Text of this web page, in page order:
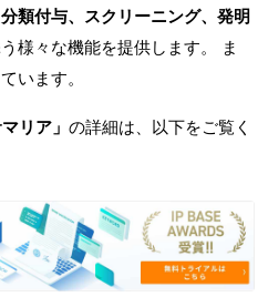
類付与、スクリーニング、発明
様々な機能を提供します。 ま
います。
リア」 の詳細は、以下をご覧く